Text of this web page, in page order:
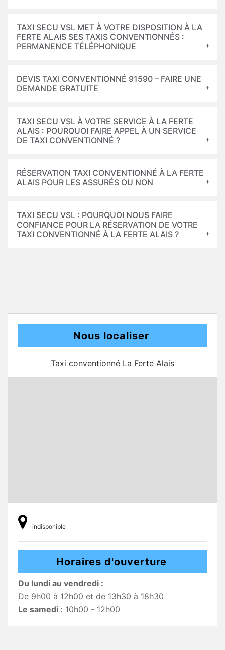
TAXI SECU VSL MET À VOTRE DISPOSITION À LA
FERTE ALAIS SES TAXIS CONVENTIONNÉS :
PERMANENCE TÉLÉPHONIQUE
DEVIS TAXI CONVENTIONNÉ 91590 – FAIRE UNE
DEMANDE GRATUITE
TAXI SECU VSL À VOTRE SERVICE À LA FERTE
ALAIS : POURQUOI FAIRE APPEL À UN SERVICE
DE TAXI CONVENTIONNÉ ?
RÉSERVATION TAXI CONVENTIONNÉ À LA FERTE
ALAIS POUR LES ASSURÉS OU NON
TAXI SECU VSL : POURQUOI NOUS FAIRE
CONFIANCE POUR LA RÉSERVATION DE VOTRE
TAXI CONVENTIONNÉ À LA FERTE ALAIS ?
Nous localiser
Taxi conventionné La Ferte Alais
indisponible
Horaires d'ouverture
Du lundi au vendredi :
De 9h00 à 12h00 et de 13h30 à 18h30
Le samedi : 10h00 - 12h00